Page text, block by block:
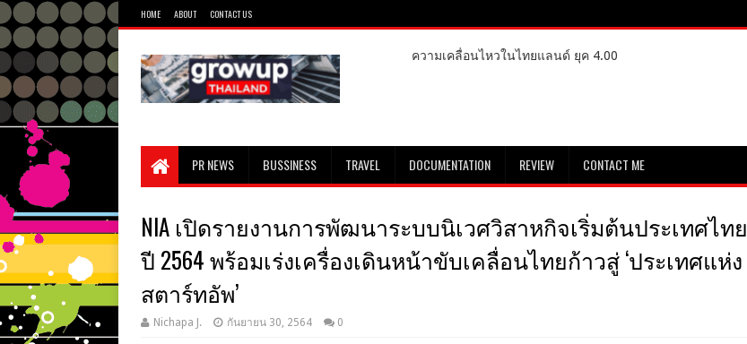
HOME ABOUT CONTACT US
ความเคลื่อนไหวในไทยแลนด์ ยุค 4.00
PR NEWS BUSSINESS TRAVEL DOCUMENTATION REVIEW CONTACT ME
NIA เปิดรายงานการพัฒนาระบบนิเวศวิสาหกิจเริ่มต้นประเทศไทย
ปี 2564 พร้อมเร่งเครื่องเดินหน้าขับเคลื่อนไทยก้าวสู่ ‘ประเทศแห่ง
สตาร์ทอัพ’
Nichapa J. กันยายน 30, 2564 0